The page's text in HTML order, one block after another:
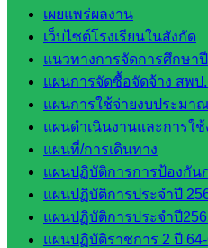
เผยแพร่ผลงาน
เว็บไซต์โรงเรียนในสังกัด
แนวทางการจัดการศึกษา
แผนการจัดซื้อจัดจ้าง สพป
แผนการใช้จ่ายงบประมา
แผนดำเนินงานและการใ
แผนที่/การเดินทาง
แผนปฏิบัติการการป้องกัน
แผนปฏิบัติการประจำปี
แผนปฏิบัติการประจำปี
แผนปฏิบัติราชการ 2 ปี
กลุ่มนิ
เทศ
ติดตาม
และประ
เมินผลฯ
::: ©2021 sakarea2.go.th. All
TEAM :::
สอบถามได้นะคะ